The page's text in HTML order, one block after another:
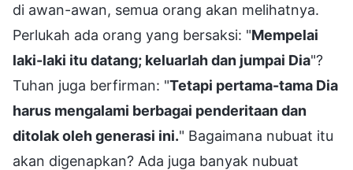
di awan-awan, semua orang akan melihatnya.
Perlukah ada orang yang bersaksi: "Mempelai
laki-laki itu datang; keluarlah dan jumpai Dia"?
Tuhan juga berfirman: "Tetapi pertama-tama Dia
harus mengalami berbagai penderitaan dan
ditolak oleh generasi ini." Bagaimana nubuat itu
akan digenapkan? Ada juga banyak nubuat